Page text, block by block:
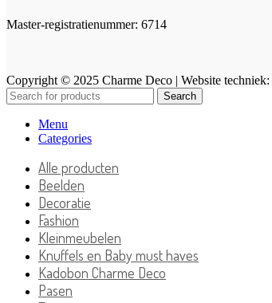
Master-registratienummer: 6714
Copyright © 2025 Charme Deco | Website techniek:
Search
Menu
Categories
Alle producten
Beelden
Decoratie
Fashion
Kleinmeubelen
Knuffels en Baby must haves
Kadobon Charme Deco
Pasen